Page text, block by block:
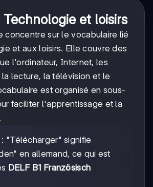
Technologie et loisirs
concentre sur le vocabulaire lié
et aux loisirs. Elle couvre des
l'ordinateur, Internet, les
la lecture, la télévision et le
est organisé en sous-
faciliter l'apprentissage et la
: "Télécharger" signifie
en allemand, ce qui est
DELF B1 Französisch